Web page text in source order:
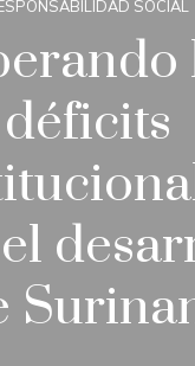
SOCIAL
déficits